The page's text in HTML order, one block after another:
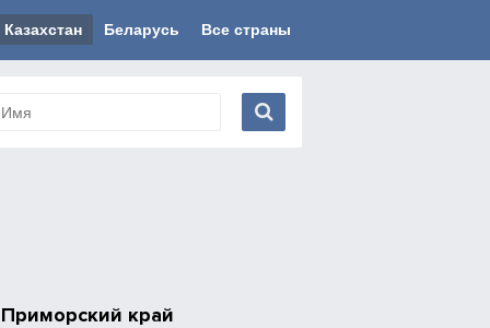
Казахстан Беларусь Все страны
Приморский край